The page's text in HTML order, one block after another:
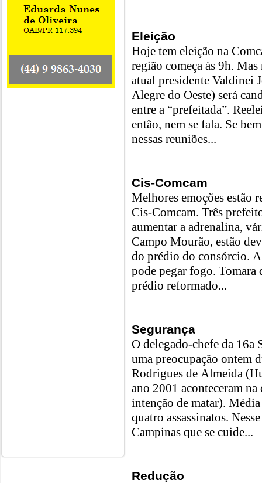
Eleição
Hoje tem eleição na
região começa às 9h.
atual presidente Valdinei
Alegre do Oeste) será
entre a “prefeitada”.
então, nem se fala. Se
nessas reuniões...
Cis-Comcam
Melhores emoções estão
Cis-Comcam. Três
aumentar a adrenalina,
Campo Mourão, estão
do prédio do consórcio.
pode pegar fogo. Tomara
prédio reformado...
Segurança
O delegado-chefe da
uma preocupação ontem
Rodrigues de Almeida
ano 2001 aconteceram
intenção de matar).
quatro assassinatos.
Campinas que se cuide...
Redução